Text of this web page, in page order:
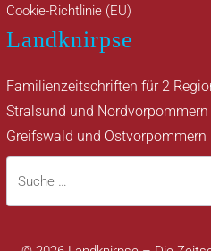
Cookie-Richtlinie (EU)
Landknirpse
Familienzeitschriften für 2
Stralsund und Nordvorpommern
Greifswald und Ostvorpommern
Suche